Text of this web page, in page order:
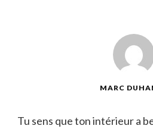
MARC
Tu sens que ton intérieur a